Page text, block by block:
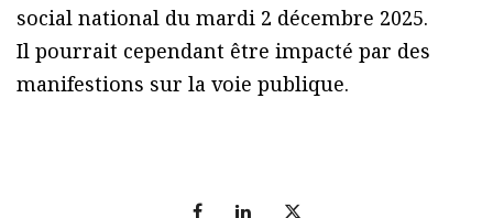
social national du mardi 2 décembre 2025.
Il pourrait cependant être impacté par des
manifestions sur la voie publique.